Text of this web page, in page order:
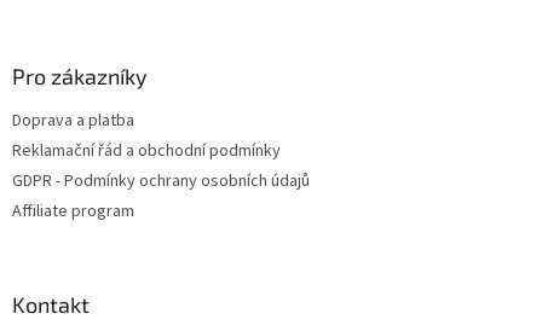
Pro zákazníky
Doprava a platba
Reklamační řád a obchodní podmínky
GDPR - Podmínky ochrany osobních údajů
Affiliate program
Kontakt